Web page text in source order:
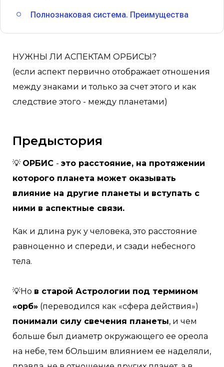
Полнознаковая система. Преимущества
НУЖНЫ ЛИ АСПЕКТАМ ОРБИСЫ?
(если аспект первично отображает отношения
между знаками и только за счет этого и как
следствие этого - между планетами)
Предыстория
💡 ОРБИС - это расстояние, на протяжении
которого планета может оказывать
влияние на другие планеты и вступать с
ними в аспектные связи.
Как и длина рук у человека, это расстояние
равноценно и спереди, и сзади небесного
тела. ⠀
💡Но в старой Астрологии под термином
«орб» (переводился как «сфера действия»)
понимали силу свечения планеты, и чем
больше был диаметр окружающего ее ореола
на небе, тем бОльшим влиянием ее наделяли,